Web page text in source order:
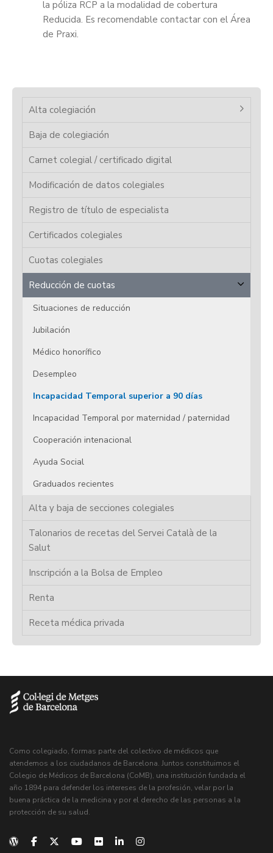
la póliza RCP a la modalidad de cobertura
Reducida. Es recomendable contactar con el Área
de Praxi.
Alta colegiación
Baja de colegiación
Carnet colegial / certificado digital
Modificación de datos colegiales
Registro de título de especialista
Certificados colegiales
Cuotas colegiales
Reducción de cuotas
Situaciones de reducción
Jubilación
Médico honorífico
Desempleo
Incapacidad Temporal superior a 90 días
Incapacidad Temporal por maternidad / paternidad
Cooperación intenacional
Ayuda Social
Graduados recientes
Alta y baja de secciones colegiales
Talonarios de recetas del Servei Català de la
Salut
Inscripción a la Bolsa de Empleo
Renta
Receta médica privada
Como colegiado, formas parte del colectivo de médicos que
atendemos a los ciudadanos de Barcelona. Juntos constituimos el
Colegio de Médicos de Barcelona (CoMB), una institución fundada el
año 1894 para defender los intereses de la profesión, velar por la
buena práctica de la medicina y por el derecho de las personas a la
protección de su salud.